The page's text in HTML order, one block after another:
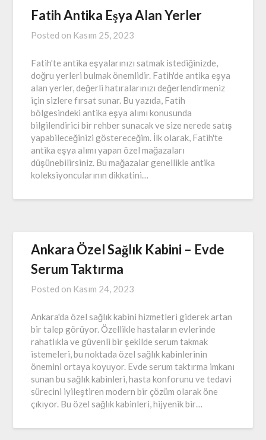
Fatih Antika Eşya Alan Yerler
Posted on Kasım 25, 2023
Fatih'te antika eşyalarınızı satmak istediğinizde,
doğru yerleri bulmak önemlidir. Fatih'de antika eşya
alan yerler, değerli hatıralarınızı değerlendirmeniz
için sizlere fırsat sunar. Bu yazıda, Fatih
bölgesindeki antika eşya alımı konusunda
bilgilendirici bir rehber sunacak ve size nerede satış
yapabileceğinizi göstereceğim. İlk olarak, Fatih'te
antika eşya alımı yapan özel mağazaları
düşünebilirsiniz. Bu mağazalar genellikle antika
koleksiyoncularının dikkatini…
Ankara Özel Sağlık Kabini – Evde
Serum Taktırma
Posted on Kasım 24, 2023
Ankara'da özel sağlık kabini hizmetleri giderek artan
bir talep görüyor. Özellikle hastaların evlerinde
rahatlıkla ve güvenli bir şekilde serum takmak
istemeleri, bu noktada özel sağlık kabinlerinin
önemini ortaya koyuyor. Evde serum taktırma imkanı
sunan bu sağlık kabinleri, hasta konforunu ve tedavi
sürecini iyileştiren modern bir çözüm olarak öne
çıkıyor. Bu özel sağlık kabinleri, hijyenik bir…